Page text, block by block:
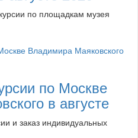
по площадкам музея
по Москве
в августе
и заказ индивидуальных